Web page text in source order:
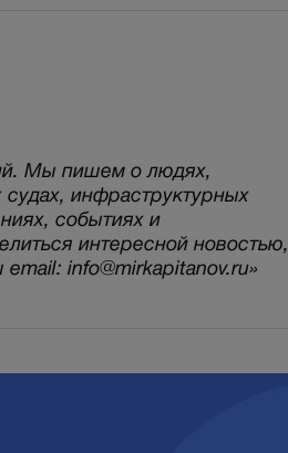
Мы пишем о людях,
инфраструктурных
событиях и
интересной новостью,
info@mirkapitanov.ru»